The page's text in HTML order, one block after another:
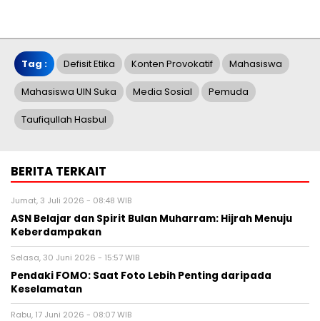
Tag : Defisit Etika Konten Provokatif Mahasiswa
Mahasiswa UIN Suka Media Sosial Pemuda
Taufiqullah Hasbul
BERITA TERKAIT
Jumat, 3 Juli 2026 - 08:48 WIB
ASN Belajar dan Spirit Bulan Muharram: Hijrah Menuju
Keberdampakan
Selasa, 30 Juni 2026 - 15:57 WIB
Pendaki FOMO: Saat Foto Lebih Penting daripada
Keselamatan
Rabu, 17 Juni 2026 - 08:07 WIB